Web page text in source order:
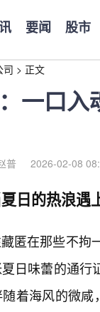
要闻 股市
司 > 正文
一口
普 2026-02-08
日的热浪遇
匿在那些不拘
日味蕾的通
着海风的微